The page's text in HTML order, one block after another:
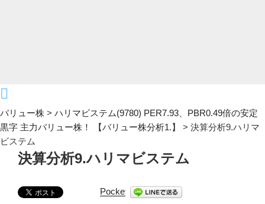
バリュー株 > ハリマビステム(9780) PER7.93、PBR0.49倍の安定
黒字 主力バリュー株！ 【バリュー株分析1.】
> 決算分析9.ハリマ
ビステム
決算分析9.ハリマビステム
Pocket